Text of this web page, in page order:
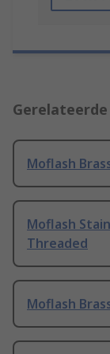
Moflash
Moflash
Threaded
Moflash